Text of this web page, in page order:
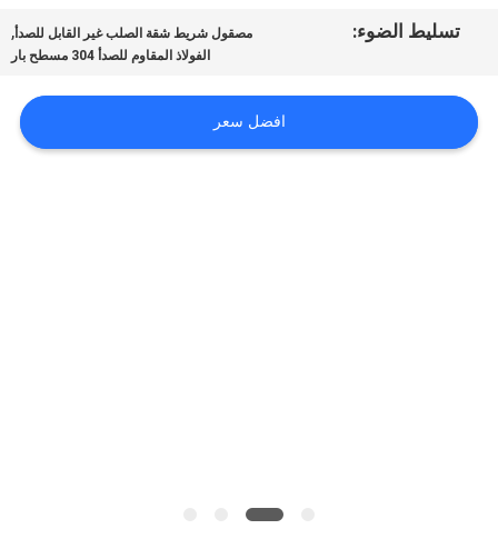
أخبار
حالات
تسليط الضوء: مصقول شريط شقة الصلب غير القابل للصدأ ,
الفولاذ المقاوم للصدأ 304 مسطح بار
افضل سعر